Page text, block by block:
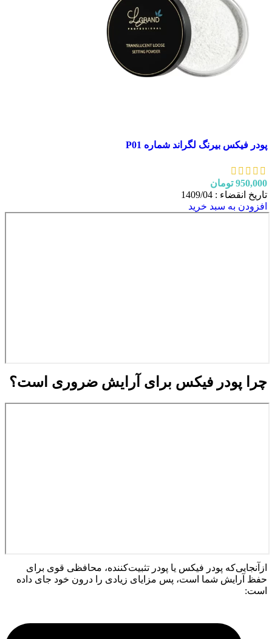
پودر فیکس بیرنگ لگراند شماره P01
950,000 تومان
تاریخ انقضاء : 1409/04
افزودن به سبد خرید
چرا پودر فیکس برای آرایش ضروری است؟
ازآنجایی‌که پودر فیکس یا پودر تثبیت‌کننده، محافظی قوی برای
حفظ آرایش شما است، پس مزایای زیادی را درون خود جای داده
است: